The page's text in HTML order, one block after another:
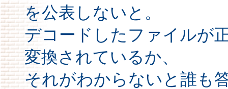
を公表しないと。
デコードしたファイルが
変換されているか、
それがわからないと誰も